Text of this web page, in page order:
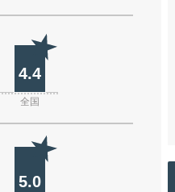
4.4
全国
5.0